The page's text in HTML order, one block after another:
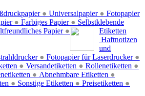
● Universalpapier ●
● Farbiges Papier ●
Papier ●
Fotopapier
● Fotopapier für Laserdrucker ●
Selbstklebende
Etiketten
● Versandetiketten ● Rollenetiketten ●
● Abnehmbare Etiketten ●
● Sonstige Etiketten ● Preisetiketten ●
Haftnotizen
und